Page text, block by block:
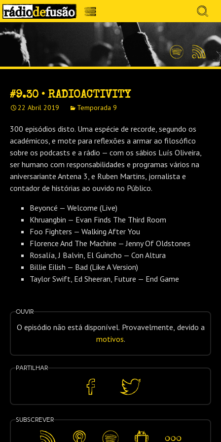
Avançar
para
conteúdo
Menu
Search
for:
RÁDIO DEFUSÃO
MÚSICA SEM PRECONCEITOS. CONVERSA
SEM PRETENSÕES.
Spotify Feed
RSS
#9.30 • RADIOACTIVITY
22 Abril 2019 Temporada 9
300 episódios disto. Uma espécie de recorde, segundo os
académicos, e mote para reflexões a armar ao filosófico
sobre os podcasts e a rádio — com os sábios Luís Oliveira,
ser humano com responsabilidades e programas vários na
aniversariante Antena 3, e Ruben Martins, jornalista e
contador de histórias ao ouvido no Público.
Beyoncé — Welcome (Live)
Khruangbin — Evan Finds The Third Room
Foo Fighters — Walking After You
Florence And The Machine — Jenny Of Oldstones
Rosalía, J Balvin, El Guincho — Con Altura
Billie Eilish — Bad (Like A Version)
Taylor Swift, Ed Sheeran, Future — End Game
Ouvir
O episódio não está disponível. Provavelmente, devido a
motivos.
Partilhar
Partilhar
no
Partilhar
no
Subscrever
Feed
Apple
Spotify Android